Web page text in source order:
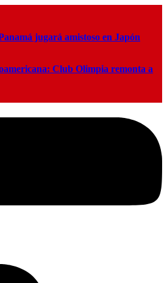
jugará amistoso en Japón
Club Olimpia remonta a